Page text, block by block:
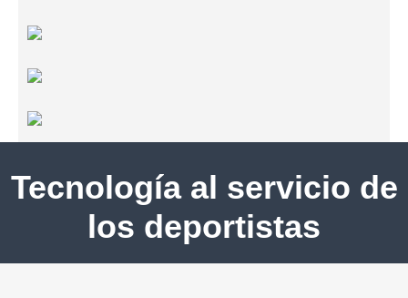
Tecnología al servicio de
los deportistas